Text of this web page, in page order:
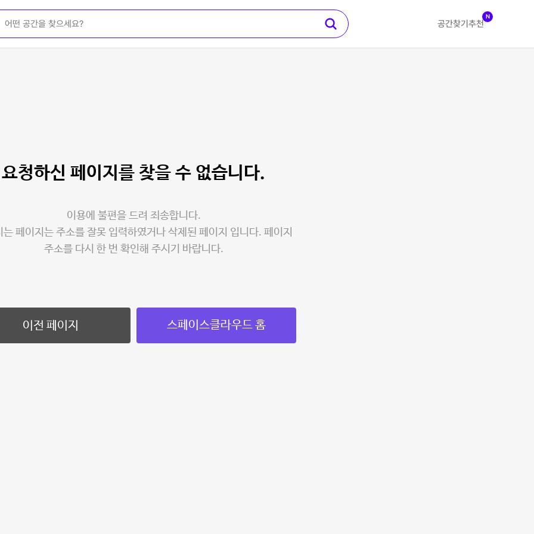
공간찾기 추천
N
요청하신 페이지를 찾을 수 없습니다.
이용에 불편을 드려 죄송합니다.
는 페이지는 주소를 잘못 입력하였거나 삭제된 페이지 입니다. 페이지
주소를 다시 한 번 확인해 주시기 바랍니다.
이전 페이지 스페이스클라우드 홈